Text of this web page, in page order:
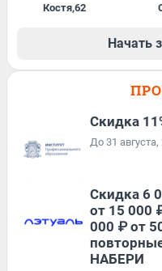
Костя,62
Начать
Скидка
До 31 августа,
Скидка 6
от 15 000
000 ₽ от
НАБЕРИ